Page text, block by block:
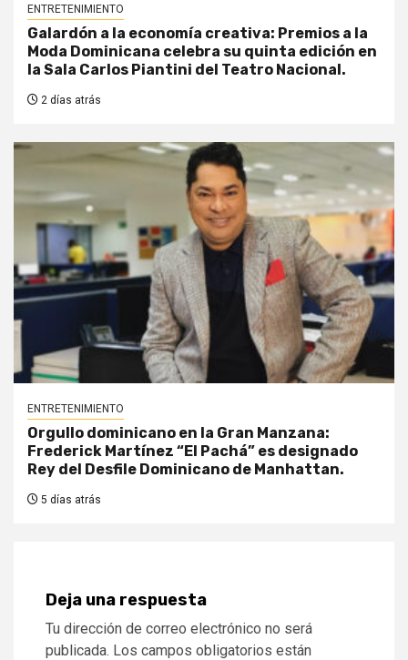
ENTRETENIMIENTO
Galardón a la economía creativa: Premios a la
Moda Dominicana celebra su quinta edición en
la Sala Carlos Piantini del Teatro Nacional.
2 días atrás
ENTRETENIMIENTO
Orgullo dominicano en la Gran Manzana:
Frederick Martínez “El Pachá” es designado
Rey del Desfile Dominicano de Manhattan.
5 días atrás
Deja una respuesta
Tu dirección de correo electrónico no será
publicada. Los campos obligatorios están